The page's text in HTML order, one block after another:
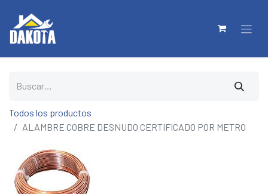
Todos los productos
ALAMBRE COBRE DESNUDO CERTIFICADO POR METRO